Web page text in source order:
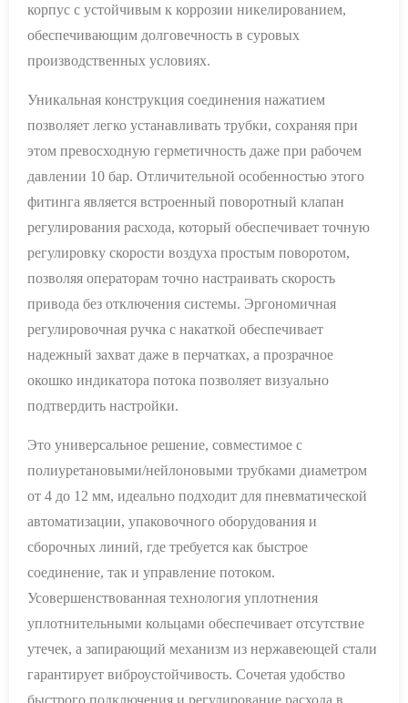
корпус с устойчивым к коррозии никелированием,
обеспечивающим долговечность в суровых
производственных условиях.
Уникальная конструкция соединения нажатием
позволяет легко устанавливать трубки, сохраняя при
этом превосходную герметичность даже при рабочем
давлении 10 бар. Отличительной особенностью этого
фитинга является встроенный поворотный клапан
регулирования расхода, который обеспечивает точную
регулировку скорости воздуха простым поворотом,
позволяя операторам точно настраивать скорость
привода без отключения системы. Эргономичная
регулировочная ручка с накаткой обеспечивает
надежный захват даже в перчатках, а прозрачное
окошко индикатора потока позволяет визуально
подтвердить настройки.
Это универсальное решение, совместимое с
полиуретановыми/нейлоновыми трубками диаметром
от 4 до 12 мм, идеально подходит для пневматической
автоматизации, упаковочного оборудования и
сборочных линий, где требуется как быстрое
соединение, так и управление потоком.
Усовершенствованная технология уплотнения
уплотнительными кольцами обеспечивает отсутствие
утечек, а запирающий механизм из нержавеющей стали
гарантирует виброустойчивость. Сочетая удобство
быстрого подключения и регулирование расхода в